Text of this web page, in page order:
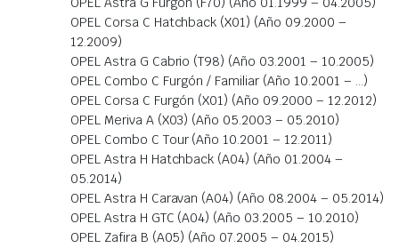
OPEL Corsa C Hatchback (X01) (Año 09.2000 –
12.2009)
OPEL Astra G Cabrio (T98) (Año 03.2001 – 10.2005)
OPEL Combo C Furgón / Familiar (Año 10.2001 – …)
OPEL Corsa C Furgón (X01) (Año 09.2000 – 12.2012)
OPEL Meriva A (X03) (Año 05.2003 – 05.2010)
OPEL Combo C Tour (Año 10.2001 – 12.2011)
OPEL Astra H Hatchback (A04) (Año 01.2004 –
05.2014)
OPEL Astra H Caravan (A04) (Año 08.2004 – 05.2014)
OPEL Astra H GTC (A04) (Año 03.2005 – 10.2010)
OPEL Zafira B (A05) (Año 07.2005 – 04.2015)